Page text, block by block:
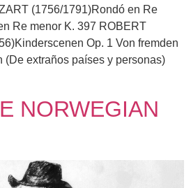
(1756/1791)Rondó en Re
Re menor K. 397 ROBERT
Op. 1 Von fremden
(De extraños países y personas)
NORWEGIAN